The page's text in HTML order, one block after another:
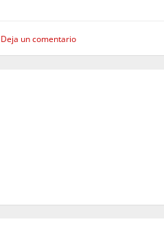
Deja un comentario